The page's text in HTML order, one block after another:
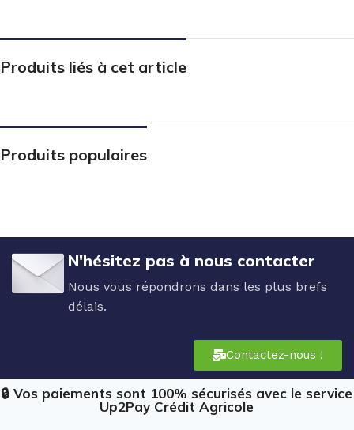
Produits liés à cet article
Produits populaires
N'hésitez pas à nous contacter
Nous vous répondrons dans les plus brefs
délais.
Contactez-nous !
🔒 Vos paiements sont 100% sécurisés avec le service
Up2Pay Crédit Agricole